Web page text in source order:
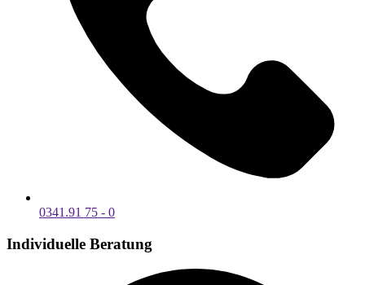
0341.91 75 - 0
Individuelle Beratung